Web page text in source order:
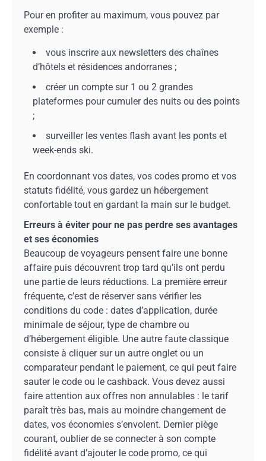
Pour en profiter au maximum, vous pouvez par
exemple :
vous inscrire aux newsletters des chaînes
d’hôtels et résidences andorranes ;
créer un compte sur 1 ou 2 grandes
plateformes pour cumuler des nuits ou des points
;
surveiller les ventes flash avant les ponts et
week-ends ski.
En coordonnant vos dates, vos codes promo et vos
statuts fidélité, vous gardez un hébergement
confortable tout en gardant la main sur le budget.
Erreurs à éviter pour ne pas perdre ses avantages
et ses économies
Beaucoup de voyageurs pensent faire une bonne
affaire puis découvrent trop tard qu’ils ont perdu
une partie de leurs réductions. La première erreur
fréquente, c’est de réserver sans vérifier les
conditions du code : dates d’application, durée
minimale de séjour, type de chambre ou
d’hébergement éligible. Une autre faute classique
consiste à cliquer sur un autre onglet ou un
comparateur pendant le paiement, ce qui peut faire
sauter le code ou le cashback. Vous devez aussi
faire attention aux offres non annulables : le tarif
paraît très bas, mais au moindre changement de
dates, vos économies s’envolent. Dernier piège
courant, oublier de se connecter à son compte
fidélité avant d’ajouter le code promo, ce qui